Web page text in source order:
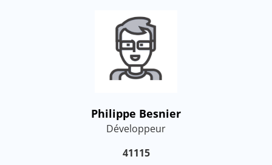
Philippe Besnier
Développeur
41115